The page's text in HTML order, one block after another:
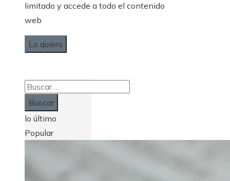
limitado y accede a todo el contenido
web
Lo quiero
Buscar:
lo último
Popular